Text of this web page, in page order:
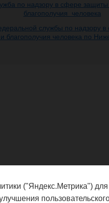
по надзору в сфере защиты
благополучия человека
службы по надзору
благополучия человека по
("Яндекс.Метрика") для